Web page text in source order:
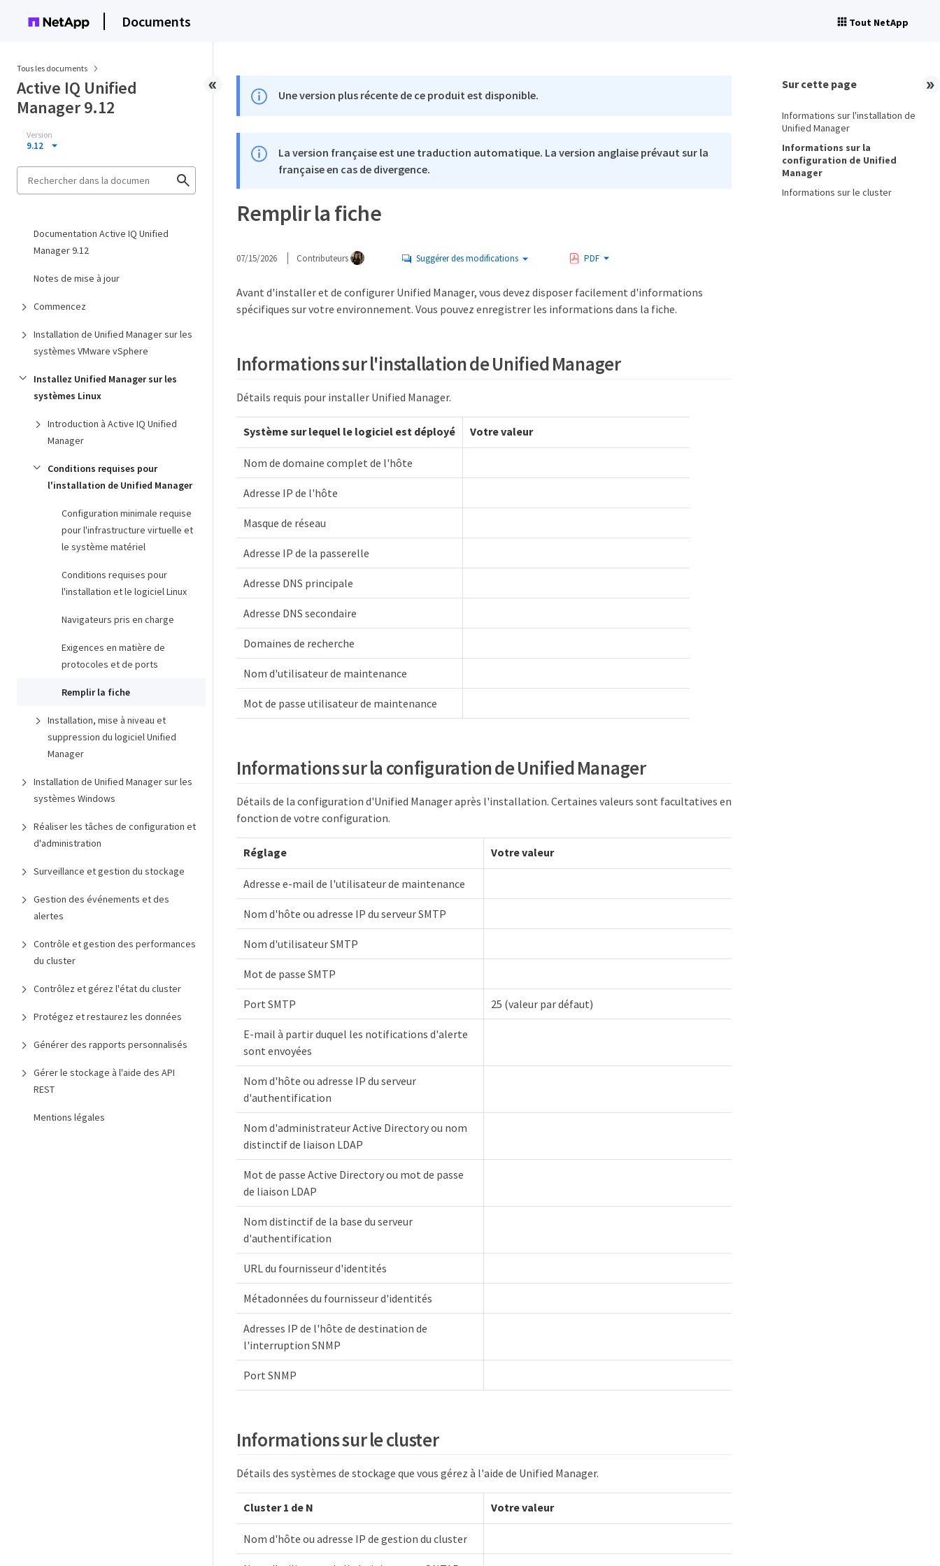
Documents Tout NetApp
Tous les documents
Active IQ Unified
Manager 9.12
Version
9.12
Documentation Active IQ Unified
Manager 9.12
Notes de mise à jour
Commencez
Installation de Unified Manager sur les
systèmes VMware vSphere
Installez Unified Manager sur les
systèmes Linux
Introduction à Active IQ Unified
Manager
Conditions requises pour
l'installation de Unified Manager
Configuration minimale requise
pour l'infrastructure virtuelle et
le système matériel
Conditions requises pour
l'installation et le logiciel Linux
Navigateurs pris en charge
Exigences en matière de
protocoles et de ports
Remplir la fiche
Installation, mise à niveau et
suppression du logiciel Unified
Manager
Installation de Unified Manager sur les
systèmes Windows
Réaliser les tâches de configuration et
d'administration
Surveillance et gestion du stockage
Gestion des événements et des
alertes
Contrôle et gestion des performances
du cluster
Contrôlez et gérez l'état du cluster
Protégez et restaurez les données
Générer des rapports personnalisés
Gérer le stockage à l'aide des API
REST
Mentions légales
Une version plus récente de ce produit est disponible.
La version française est une traduction automatique. La version anglaise prévaut sur la
française en cas de divergence.
Remplir la fiche
07/15/2026 Contributeurs Suggérer des modifications PDF
Avant d'installer et de configurer Unified Manager, vous devez disposer facilement d'informations
spécifiques sur votre environnement. Vous pouvez enregistrer les informations dans la fiche.
Informations sur l'installation de Unified Manager
Détails requis pour installer Unified Manager.
Système sur lequel le logiciel est déployé Votre valeur
Nom de domaine complet de l'hôte
Adresse IP de l'hôte
Masque de réseau
Adresse IP de la passerelle
Adresse DNS principale
Adresse DNS secondaire
Domaines de recherche
Nom d'utilisateur de maintenance
Mot de passe utilisateur de maintenance
Informations sur la configuration de Unified Manager
Détails de la configuration d'Unified Manager après l'installation. Certaines valeurs sont facultatives en
fonction de votre configuration.
Réglage Votre valeur
Adresse e-mail de l'utilisateur de maintenance
Nom d'hôte ou adresse IP du serveur SMTP
Nom d'utilisateur SMTP
Mot de passe SMTP
Port SMTP 25 (valeur par défaut)
E-mail à partir duquel les notifications d'alerte
sont envoyées
Nom d'hôte ou adresse IP du serveur
d'authentification
Nom d'administrateur Active Directory ou nom
distinctif de liaison LDAP
Mot de passe Active Directory ou mot de passe
de liaison LDAP
Nom distinctif de la base du serveur
d'authentification
URL du fournisseur d'identités
Métadonnées du fournisseur d'identités
Adresses IP de l'hôte de destination de
l'interruption SNMP
Port SNMP
Informations sur le cluster
Détails des systèmes de stockage que vous gérez à l'aide de Unified Manager.
Cluster 1 de N Votre valeur
Nom d'hôte ou adresse IP de gestion du cluster
Sur cette page
Informations sur l'installation de
Unified Manager
Informations sur la
configuration de Unified
Manager
Informations sur le cluster